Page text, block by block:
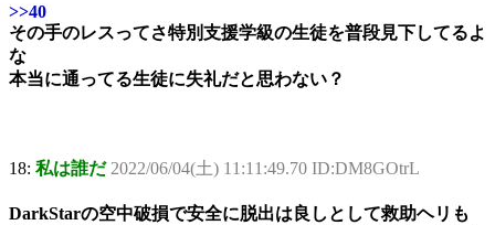
>>40
その手のレスってさ特別支援学級の生徒を普段見下してるよ
な
本当に通ってる生徒に失礼だと思わない？
18: 私は誰だ 2022/06/04(土) 11:11:49.70 ID:DM8GOtrL
DarkStarの空中破損で安全に脱出は良しとして救助ヘリも